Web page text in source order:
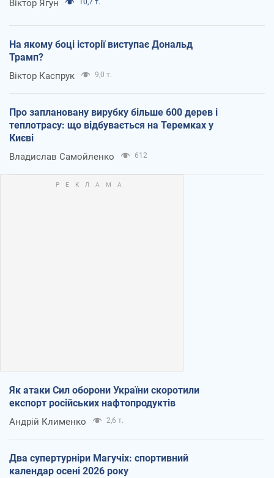
Віктор Ягун 10,7 т.
На якому боці історії виступає Дональд
Трамп?
Віктор Каспрук 9,0 т.
Про заплановану вирубку більше 600 дерев і
теплотрасу: що відбувається на Теремках у
Києві
Владислав Самойленко 612
Як атаки Сил оборони України скоротили
експорт російських нафтопродуктів
Андрій Клименко 2,6 т.
Два супертурніри Магучіх: спортивний
календар осені 2026 року